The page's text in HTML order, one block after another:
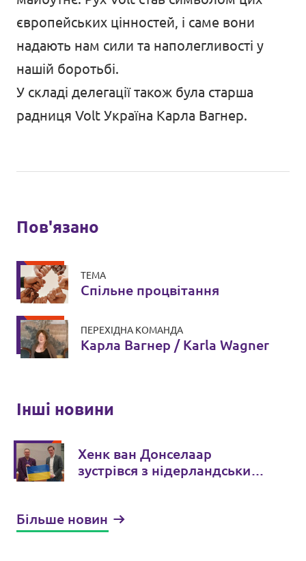
європейських цінностей, і саме вони
надають нам сили та наполегливості у
нашій боротьбі.
У складі делегації також була старша
радниця Volt Україна Карла Вагнер.
Пов'язано
ТЕМА
Спільне процвітання
ПЕРЕХІДНА КОМАНДА
Карла Вагнер / Karla Wagner
Інші новини
Хенк ван Донселаар
зустрівся з нідерландським
Більше новин